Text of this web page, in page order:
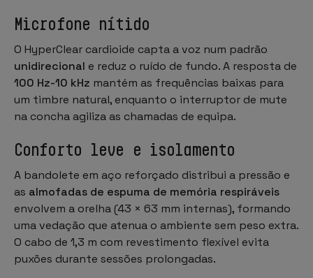
Microfone nítido
O HyperClear cardioide capta a voz num padrão
unidirecional e reduz o ruído de fundo. A resposta de
100 Hz-10 kHz mantém as frequências baixas para
um timbre natural, enquanto o interruptor de mute
na concha agiliza as chamadas de equipa.
Conforto leve e isolamento
A bandolete em aço reforçado distribui a pressão e
as almofadas de espuma de memória respiráveis
envolvem a orelha (43 × 63 mm internas), formando
uma vedação que atenua o ambiente sem peso extra.
O cabo de 1,3 m com revestimento flexível evita
puxões durante sessões prolongadas.